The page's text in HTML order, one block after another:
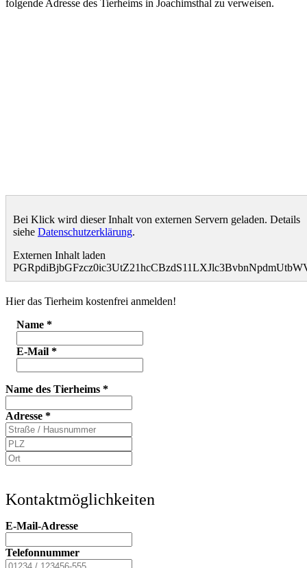
folgende Adresse des Tierheims in Joachimsthal zu verweisen.
Bei Klick wird dieser Inhalt von externen Servern geladen. Details
siehe Datenschutzerklärung.
Externen Inhalt laden
Hier das Tierheim kostenfrei anmelden!
Name *
E-Mail *
Name des Tierheims *
Adresse *
Kontaktmöglichkeiten
E-Mail-Adresse
Telefonnummer